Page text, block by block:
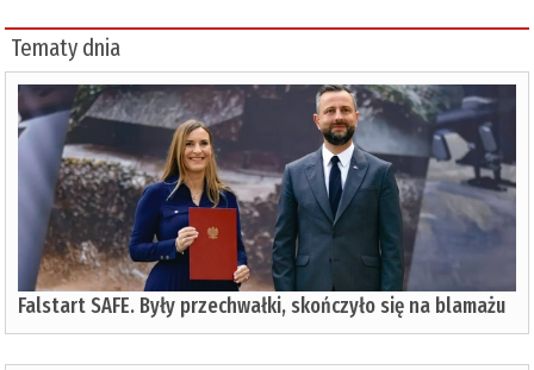
Tematy dnia
Falstart SAFE. Były przechwałki, skończyło się na blamażu